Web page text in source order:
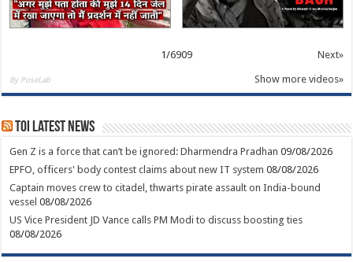
1/6909 Next»
By PoseLab Show more videos»
TOI Latest News
Gen Z is a force that can’t be ignored: Dharmendra Pradhan 09/08/2026
EPFO, officers' body contest claims about new IT system 08/08/2026
Captain moves crew to citadel, thwarts pirate assault on India-bound
vessel 08/08/2026
US Vice President JD Vance calls PM Modi to discuss boosting ties
08/08/2026